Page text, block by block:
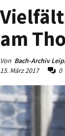
am
Von Bach-Archiv
15. März 2017
0